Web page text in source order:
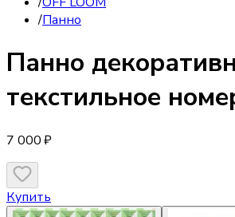
/Панно
Панно
текстильное
7 000 ₽
Купить